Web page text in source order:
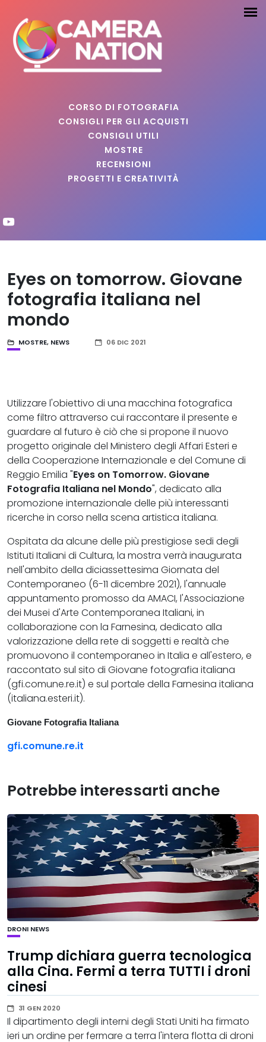
CORSO DI FOTOGRAFIA
CONSIGLI PER GLI ACQUISTI
CONSIGLI UTILI
MOSTRE
RECENSIONI
PROGETTI E CREATIVITÀ
Eyes on tomorrow. Giovane
fotografia italiana nel
mondo
MOSTRE, NEWS 06 DIC 2021
Utilizzare l'obiettivo di una macchina fotografica
come filtro attraverso cui raccontare il presente e
guardare al futuro è ciò che si propone il nuovo
progetto originale del Ministero degli Affari Esteri e
della Cooperazione Internazionale e del Comune di
Reggio Emilia "Eyes on Tomorrow. Giovane
Fotografia Italiana nel Mondo", dedicato alla
promozione internazionale delle più interessanti
ricerche in corso nella scena artistica italiana.
Ospitata da alcune delle più prestigiose sedi degli
Istituti Italiani di Cultura, la mostra verrà inaugurata
nell'ambito della diciassettesima Giornata del
Contemporaneo (6-11 dicembre 2021), l'annuale
appuntamento promosso da AMACI, l'Associazione
dei Musei d'Arte Contemporanea Italiani, in
collaborazione con la Farnesina, dedicato alla
valorizzazione della rete di soggetti e realtà che
promuovono il contemporaneo in Italia e all'estero, e
raccontato sul sito di Giovane fotografia italiana
(gfi.comune.re.it) e sul portale della Farnesina italiana
(italiana.esteri.it).
Giovane Fotografia Italiana
gfi.comune.re.it
Potrebbe interessarti anche
DRONI NEWS
Trump dichiara guerra tecnologica
alla Cina. Fermi a terra TUTTI i droni
cinesi
31 GEN 2020
Il dipartimento degli interni degli Stati Uniti ha firmato
ieri un ordine per fermare a terra l'intera flotta di droni